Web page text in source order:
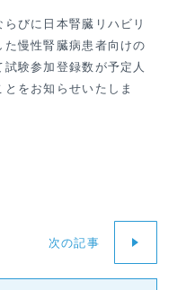
びに日本腎臓リハビリ
慢性腎臓病患者向けの
験参加登録数が予定人
をお知らせいたしま
次の記事